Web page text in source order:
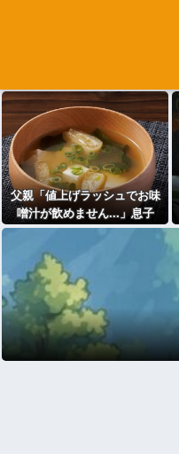
父親「値上げラッシュでお味
噌汁が飲めません...」息子
「本当は味噌汁飲みたい」